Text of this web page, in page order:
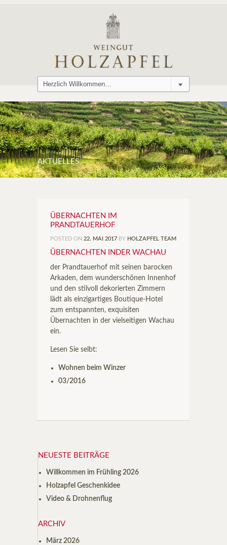
AKTUELLES
ÜBERNACHTEN IM
PRANDTAUERHOF
POSTED ON 22. MAI 2017 BY HOLZAPFEL TEAM
ÜBERNACHTEN INDER WACHAU
der Prandtauerhof mit seinen barocken
Arkaden, dem wunderschönen Innenhof
und den stilvoll dekorierten Zimmern
lädt als einzigartiges Boutique-Hotel
zum entspannten, exquisiten
Übernachten in der vielseitigen Wachau
ein.
Lesen Sie selbt:
Wohnen beim Winzer
03/2016
NEUESTE BEITRÄGE
Willkommen im Frühling 2026
Holzapfel Geschenkidee
Video & Drohnenflug
ARCHIV
März 2026